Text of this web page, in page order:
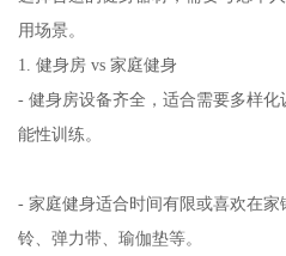
用场景。
1. 健身房 vs 家庭健身
- 健身房设备齐全，适合需要多样
能性训练。
- 家庭健身适合时间有限或喜欢在
铃、弹力带、瑜伽垫等。